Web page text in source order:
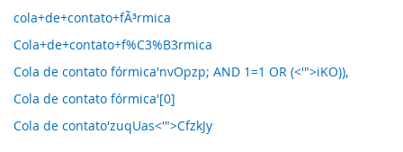
cola+de+contato+fÃ³rmica
Cola+de+contato+f%C3%B3rmica
Cola de contato fórmica'nvOpzp; AND 1=1 OR (<'">iKO)),
Cola de contato fórmica'[0]
Cola de contato'zuqUas<'">CfzkJy